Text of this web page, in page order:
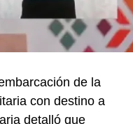
de la
con destino a
detalló que